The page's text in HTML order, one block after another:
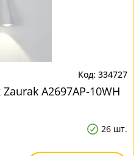
334727
A2697AP-10WH
26 шт.